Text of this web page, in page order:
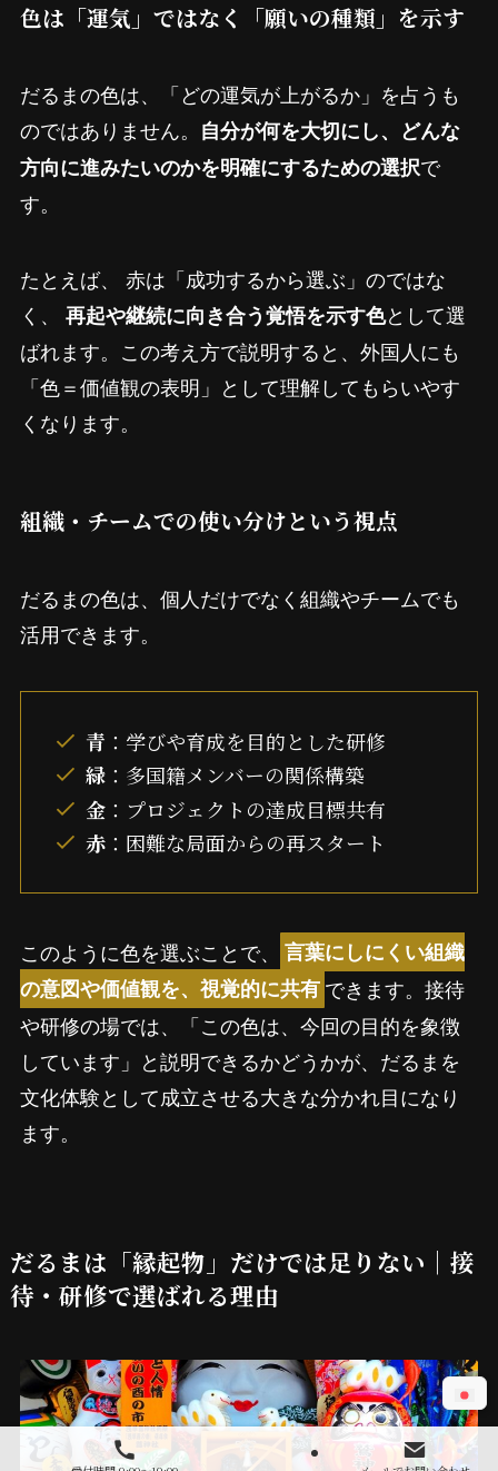
色は「運気」ではなく「願いの種類」を示す
だるまの色は、「どの運気が上がるか」を占うも
のではありません。 自分が何を大切にし、どんな
方向に進みたいのかを明確にするための選択で
す。
たとえば、 赤は「成功するから選ぶ」のではな
く、 再起や継続に向き合う覚悟を示す色として選
ばれます。この考え方で説明すると、外国人にも
「色＝価値観の表明」として理解してもらいやす
くなります。
組織・チームでの使い分けという視点
だるまの色は、個人だけでなく組織やチームでも
活用できます。
青 ：学びや育成を目的とした研修
緑 ：多国籍メンバーの関係構築
金 ：プロジェクトの達成目標共有
赤 ：困難な局面からの再スタート
このように色を選ぶことで、
言葉にしにくい組織
の意図や価値観を、視覚的に共有できます。接待
や研修の場では、「この色は、今回の目的を象徴
しています」と説明できるかどうかが、だるまを
文化体験として成立させる大きな分かれ目になり
ます。
だるまは「縁起物」だけでは足りない｜接
待・研修で選ばれる理由